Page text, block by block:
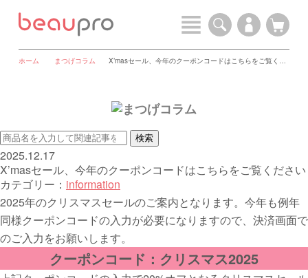
ホーム まつげコラム X’masセール、今年のクーポンコードはこちらをご覧ください
2025.12.17
X’masセール、今年のクーポンコードはこちらをご覧ください
カテゴリー： information
2025年のクリスマスセールのご案内となります。今年も例年
同様クーポンコードの入力が必要になりますので、決済画面で
のご入力をお願いします。
クーポンコード：クリスマス2025